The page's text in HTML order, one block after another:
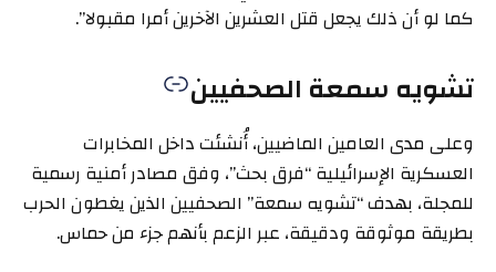
كما لو أن ذلك يجعل قتل العشرين الآخرين أمرا مقبولا”.
تشويه سمعة الصحفيين
وعلى مدى العامين الماضيين، أُنشئت داخل المخابرات
العسكرية الإسرائيلية “فرق بحث”، وفق مصادر أمنية رسمية
للمجلة، بهدف “تشويه سمعة” الصحفيين الذين يغطون الحرب
بطريقة موثوقة ودقيقة، عبر الزعم بأنهم جزء من حماس.